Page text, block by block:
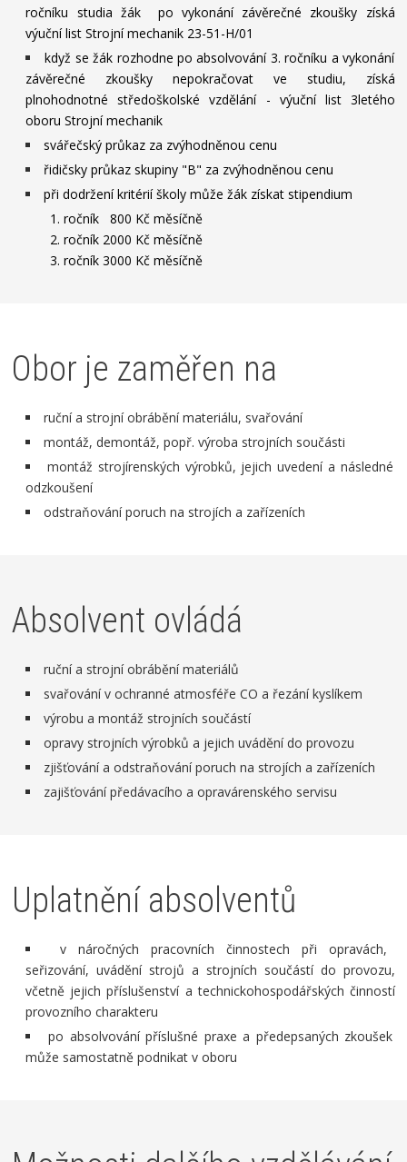
ročníku studia žák po vykonání závěrečné zkoušky získá
výuční list Strojní mechanik 23-51-H/01
když se žák rozhodne po absolvování 3. ročníku a vykonání
závěrečné zkoušky nepokračovat ve studiu, získá
plnohodnotné středoškolské vzdělání - výuční list 3letého
oboru Strojní mechanik
svářečský průkaz za zvýhodněnou cenu
řidičsky průkaz skupiny "B" za zvýhodněnou cenu
při dodržení kritérií školy může žák získat stipendium
1. ročník 800 Kč měsíčně
2. ročník 2000 Kč měsíčně
3. ročník 3000 Kč měsíčně
Obor je zaměřen na
ruční a strojní obrábění materiálu, svařování
montáž, demontáž, popř. výroba strojních součásti
montáž strojírenských výrobků, jejich uvedení a následné
odzkoušení
odstraňování poruch na strojích a zařízeních
Absolvent ovládá
ruční a strojní obrábění materiálů
svařování v ochranné atmosféře CO a řezání kyslíkem
výrobu a montáž strojních součástí
opravy strojních výrobků a jejich uvádění do provozu
zjišťování a odstraňování poruch na strojích a zařízeních
zajišťování předávacího a opravárenského servisu
Uplatnění absolventů
v náročných pracovních činnostech při opravách,
seřizování, uvádění strojů a strojních součástí do provozu,
včetně jejich příslušenství a technickohospodářských činností
provozního charakteru
po absolvování příslušné praxe a předepsaných zkoušek
může samostatně podnikat v oboru